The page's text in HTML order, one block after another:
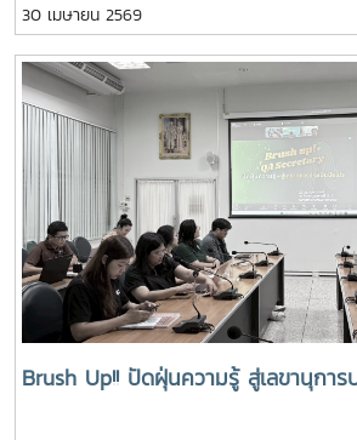
การประชุมครั้งนี้ ผู้เข้าร่วมประชุมได้ร่วมให้ข้
แนวทางการดำเนินงานพัฒนาคุณภาพสู่คว
EdPEx ของแต่ละส่วนงาน/หน่วยงาน การเ
การเข้ารับการประเมินคุณภาพการศึกษาทั้ง
ระดับคณะ/วิทยาลัย รวมถึงการให้ข้อมูลต่
หน่วยตรวจประเมินคุณภาพภายนอกของมห
พัฒนาคุณภาพสู่ความเป็นเลิศ# การประชุม
คุณภาพ# กองพัฒนาคุณภาพ : QA-MJU
30 เมษายน 2569
Brush Up!! ปัดฝุ่นความรู้ สู่เลขานุการ